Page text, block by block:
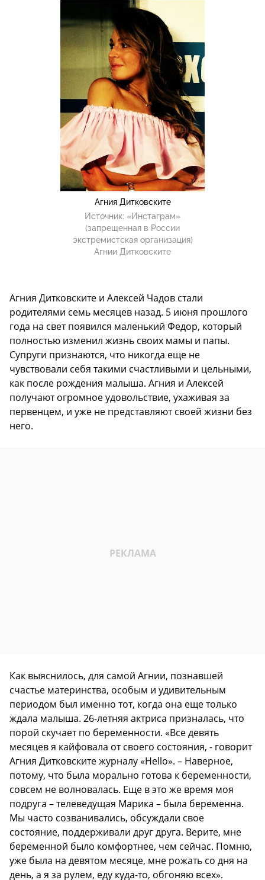
Агния Дитковските
Источник: «Инстаграм»
(запрещенная в России
экстремистская организация)
Агнии Дитковските
Агния Дитковските и Алексей Чадов стали
родителями семь месяцев назад. 5 июня прошлого
года на свет появился маленький Федор, который
полностью изменил жизнь своих мамы и папы.
Супруги признаются, что никогда еще не
чувствовали себя такими счастливыми и цельными,
как после рождения малыша. Агния и Алексей
получают огромное удовольствие, ухаживая за
первенцем, и уже не представляют своей жизни без
него.
Как выяснилось, для самой Агнии, познавшей
счастье материнства, особым и удивительным
периодом был именно тот, когда она еще только
ждала малыша. 26-летняя актриса призналась, что
порой скучает по беременности. «Все девять
месяцев я кайфовала от своего состояния, - говорит
Агния Дитковските журналу «Hello». – Наверное,
потому, что была морально готова к беременности,
совсем не волновалась. Еще в это же время моя
подруга – телеведущая Марика – была беременна.
Мы часто созванивались, обсуждали свое
состояние, поддерживали друг друга. Верите, мне
беременной было комфортнее, чем сейчас. Помню,
уже была на девятом месяце, мне рожать со дня на
день, а я за рулем, еду куда-то, обгоняю всех».